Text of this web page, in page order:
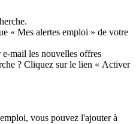
« Mes alertes emploi » de votre
mail les nouvelles offres
? Cliquez sur le lien « Activer
vous pouvez l'ajouter à